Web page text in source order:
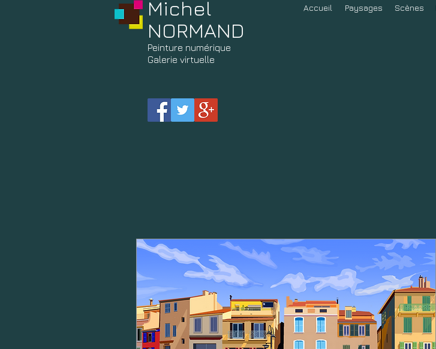
Michel
NORMAND
Peinture numérique
Galerie virtuelle
Accueil Paysages Scènes